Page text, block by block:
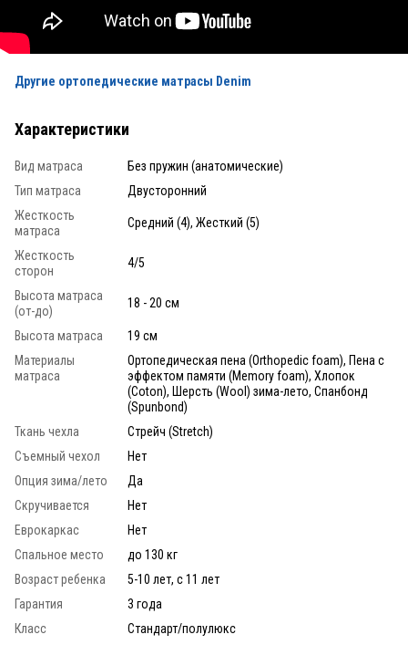
Другие ортопедические матрасы Denim
Характеристики
Вид матраса
Без пружин (анатомические)
Тип матраса
Двусторонний
Жесткость
матраса
Средний (4), Жесткий (5)
Жесткость
сторон
4/5
Высота матраса
(от-до)
18 - 20 см
Высота матраса
19 см
Материалы
матраса
Ортопедическая пена (Orthopedic foam), Пена с
эффектом памяти (Memory foam), Хлопок
(Coton), Шерсть (Wool) зима-лето, Спанбонд
(Spunbond)
Ткань чехла
Стрейч (Stretch)
Съемный чехол
Нет
Опция зима/лето
Да
Скручивается
Нет
Еврокаркас
Нет
Спальное место
до 130 кг
Возраст ребенка
5-10 лет, с 11 лет
Гарантия
3 года
Класс
Стандарт/полулюкс